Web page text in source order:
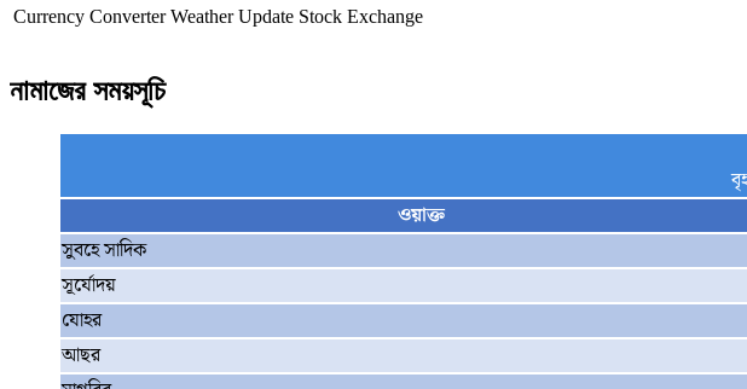
Currency Converter Weather Update Stock Exchange
নামাজের সময়সূচি
ওয়াক্ত
সুবহে সাদিক
সূর্যোদয়
যোহর
আছর